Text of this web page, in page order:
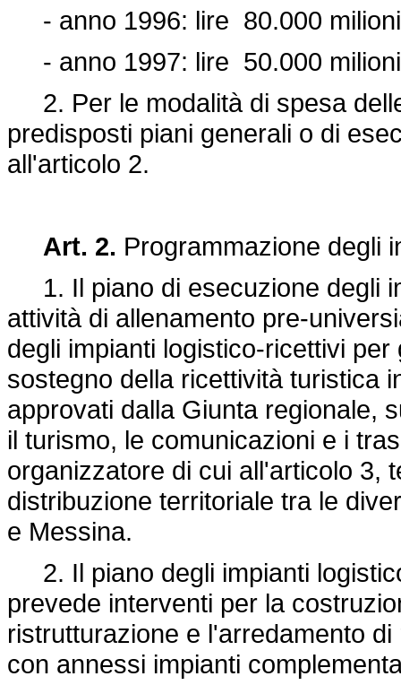
- anno 1996: lire 80.000
- anno 1997: lire 50.000
2. Per le modalità di spesa
predisposti piani generali o di
all'articolo 2.
Art. 2. Programmazione degli
1. Il piano di esecuzione degli
attività di allenamento pre-
degli impianti logistico-ricettivi
sostegno della ricettività turistica
approvati dalla Giunta regionale,
il turismo, le comunicazioni e i
organizzatore di cui all'articolo 3,
distribuzione territoriale tra le
e Messina.
2. Il piano degli impianti
prevede interventi per la
ristrutturazione e l'arredamento
con annessi impianti